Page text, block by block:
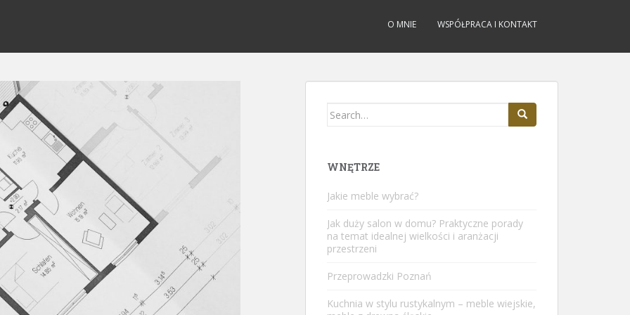
O MNIE WSPÓŁPRACA I KONTAKT
Search
WNĘTRZE
Jakie meble wybrać?
Jak duży salon w domu? Praktyczne porady
na temat idealnej wielkości i aranżacji
przestrzeni
Przeprowadzki Poznań
Kuchnia w stylu rustykalnym – meble wiejskie,